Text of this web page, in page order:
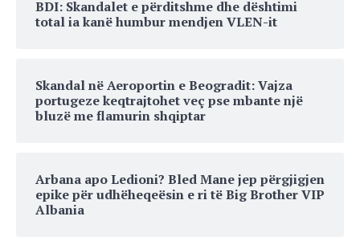
BDI: Skandalet e përditshme dhe dështimi
total ia kanë humbur mendjen VLEN-it
Skandal në Aeroportin e Beogradit: Vajza
portugeze keqtrajtohet veç pse mbante një
bluzë me flamurin shqiptar
Arbana apo Ledioni? Bled Mane jep përgjigjen
epike për udhëheqeësin e ri të Big Brother VIP
Albania